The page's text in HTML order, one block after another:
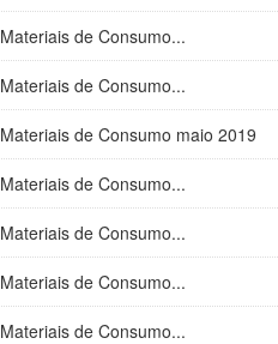
Materiais de Consumo...
Materiais de Consumo...
Materiais de Consumo maio 2019
Materiais de Consumo...
Materiais de Consumo...
Materiais de Consumo...
Materiais de Consumo...